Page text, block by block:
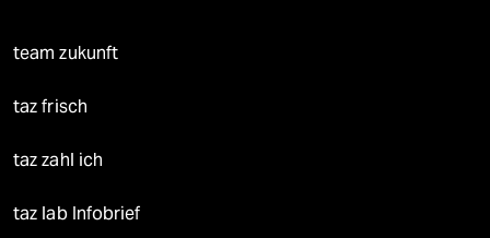
team zukunft
taz frisch
taz zahl ich
taz lab Infobrief